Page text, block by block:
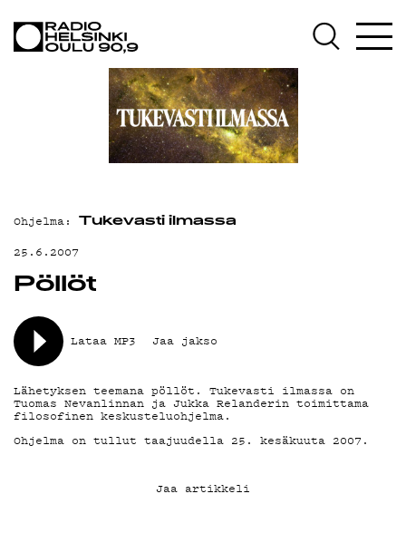
AJANKOHTAISTA
OHJELMAT
TEKIJÄT
ON-DEMAND
MAINOSTA
YHTEYSTIEDOT
G LIVELAB
YSTÄVÄKLUBI
TIETOSUOJA
KIRJAUDU SISÄÄN
Ohjelma: Tukevasti ilmassa
25.6.2007
Pöllöt
Lataa MP3 Jaa jakso
Lähetyksen teemana pöllöt. Tukevasti ilmassa on
Tuomas Nevanlinnan ja Jukka Relanderin toimittama
filosofinen keskusteluohjelma.
Ohjelma on tullut taajuudella 25. kesäkuuta 2007.
Jaa artikkeli